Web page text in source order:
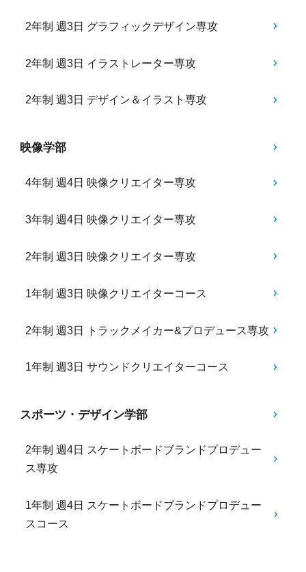
2年制 週3日 グラフィックデザイン専攻
2年制 週3日 イラストレーター専攻
2年制 週3日 デザイン＆イラスト専攻
映像学部
4年制 週4日 映像クリエイター専攻
3年制 週4日 映像クリエイター専攻
2年制 週3日 映像クリエイター専攻
1年制 週3日 映像クリエイターコース
2年制 週3日 トラックメイカー&プロデュース専攻
1年制 週3日 サウンドクリエイターコース
スポーツ・デザイン学部
2年制 週4日 スケートボードブランドプロデュー
ス専攻
1年制 週4日 スケートボードブランドプロデュー
スコース